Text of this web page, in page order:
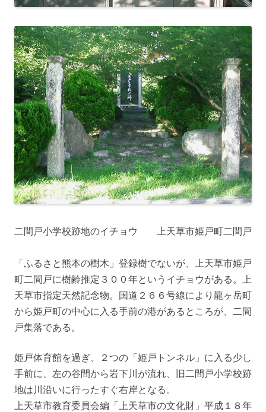
二間戸小学校跡地のイチョウ 上天草市姫戸町二間戸
「ふるさと熊本の樹木」登録樹でないが、上天草市姫戸
町二間戸に樹齢推定３００年というイチョウがある。上
天草市指定天然記念物。国道２６６号線により龍ヶ岳町
から姫戸町の中心に入る手前の港があるところが、二間
戸集落である。
姫戸体育館を過ぎ、２つの「姫戸トンネル」に入る少し
手前に、左の谷間から岩下川が流れ、旧二間戸小学校跡
地は川沿いに行ったすぐ右岸となる。
上天草市教育委員会編「上天草市の文化財」平成１８年